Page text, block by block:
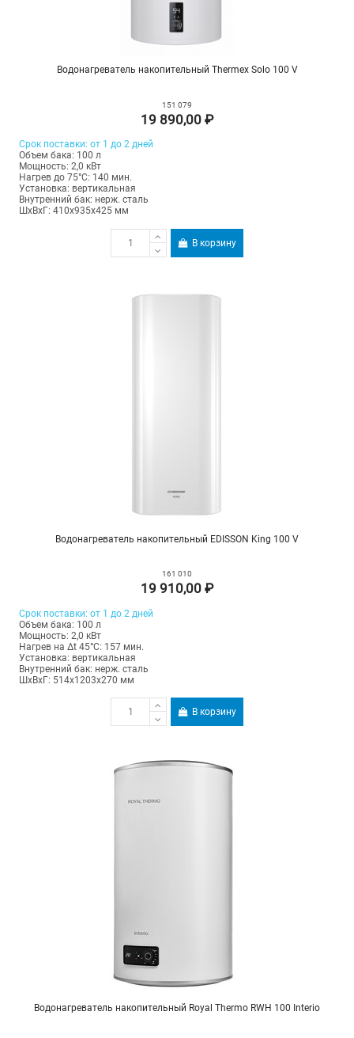
Водонагреватель накопительный Thermex Solo 100 V
151 079
19 890,00 ₽
Срок поставки: от 1 до 2 дней
Объем бака: 100 л
Мощность: 2,0 кВт
Нагрев до 75°С: 140 мин.
Установка: вертикальная
Внутренний бак: нерж. сталь
ШхВхГ: 410х935х425 мм
В корзину
Водонагреватель накопительный EDISSON King 100 V
161 010
19 910,00 ₽
Срок поставки: от 1 до 2 дней
Объем бака: 100 л
Мощность: 2,0 кВт
Нагрев на Δt 45°С: 157 мин.
Установка: вертикальная
Внутренний бак: нерж. сталь
ШхВхГ: 514х1203х270 мм
В корзину
Водонагреватель накопительный Royal Thermo RWH 100 Interio